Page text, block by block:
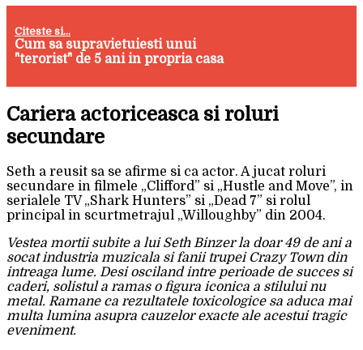
Citeste si...
Cum sa supravietuiesti unui
"terorist" de 5 ani in propria casa
Cariera actoriceasca si roluri
secundare
Seth a reusit sa se afirme si ca actor. A jucat roluri
secundare in filmele „Clifford” si „Hustle and Move”, in
serialele TV „Shark Hunters” si „Dead 7” si rolul
principal in scurtmetrajul „Willoughby” din 2004.
Vestea mortii subite a lui Seth Binzer la doar 49 de ani a
socat industria muzicala si fanii trupei Crazy Town din
intreaga lume. Desi osciland intre perioade de succes si
caderi, solistul a ramas o figura iconica a stilului nu
metal. Ramane ca rezultatele toxicologice sa aduca mai
multa lumina asupra cauzelor exacte ale acestui tragic
eveniment.